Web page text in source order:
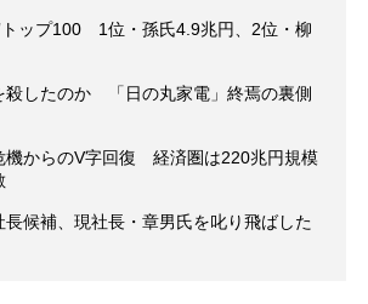
トップ100 1位・孫氏4.9兆円、2位・柳
殺したのか 「日の丸家電」終焉の裏側
機からのV字回復 経済圏は220兆円規模
長候補、現社長・章男氏を叱り飛ばした